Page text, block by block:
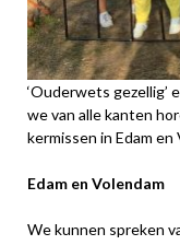
‘Ouderwets gezellig’
we van alle kanten
kermissen in Edam en
Edam en Volendam
We kunnen spreken